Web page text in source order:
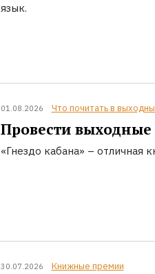
язык.
01.08.2026 Что почитать в
Провести выходные
«Гнездо кабана» – отличная
30.07.2026 Книжные премии